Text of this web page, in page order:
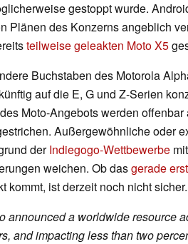
gestoppt wurde.
Plänen des Konzerns angeblich
teilweise geleakten Moto X5
Buchstaben des Motorola
auf die E, G und Z-Serien
Moto-Angebots werden
Außergewöhnliche oder
derIndiegogo-Wettbewerbe
weichen. Ob dasgerade
kommt, ist derzeit noch nicht sicher.
announced a worldwide resource
and impacting less than two